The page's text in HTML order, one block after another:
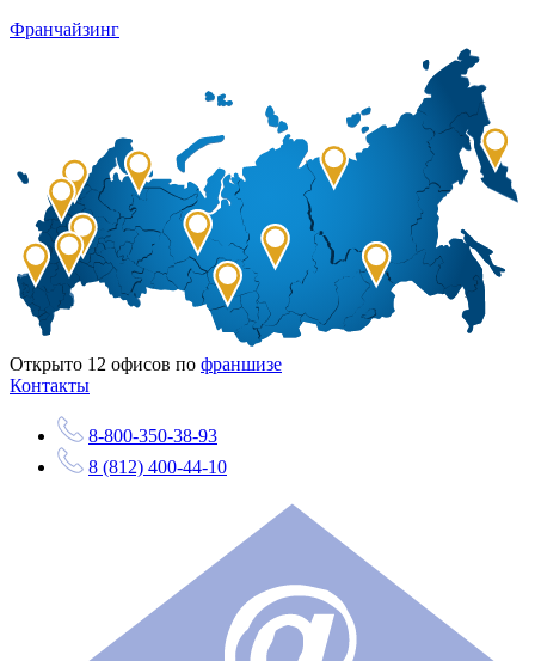
Франчайзинг
Открыто 12 офисов по франшизе
Контакты
8-800-350-38-93
8 (812) 400-44-10